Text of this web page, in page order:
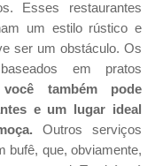
Esses restaurantes
um estilo rústico e
ser um obstáculo. Os
em pratos
também pode
e um lugar ideal
Outros serviços
bufê, que, obviamente,